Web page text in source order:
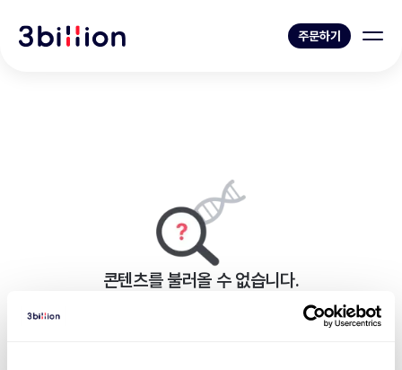
주문하기
콘텐츠를 불러올 수 없습니다.